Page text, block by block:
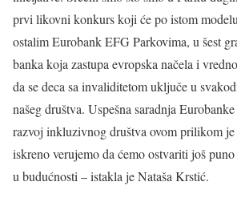
prvi likovni konkurs koji će po istom
ostalim Eurobank EFG Parkovima, u šest
banka koja zastupa evropska načela i
da se deca sa invaliditetom uključe u
našeg društva. Uspešna saradnja
razvoj inkluzivnog društva ovom prilikom je
iskreno verujemo da ćemo ostvariti još
u budućnosti – istakla je Nataša Krstić.